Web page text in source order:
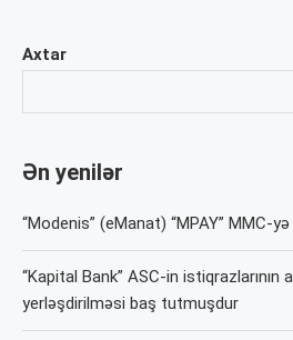
Axtar
Ən yenilər
“Modenis” (eManat) “MPAY” MMC-
“Kapital Bank” ASC-in istiqrazlarının
yerləşdirilməsi baş tutmuşdur